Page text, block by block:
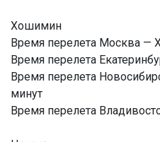
Хошимин
Время перелета Москва —
Время перелета
Время перелета
минут
Время перелета